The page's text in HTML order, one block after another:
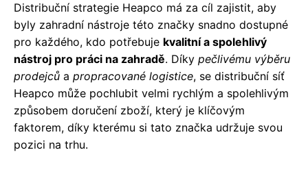
Distribuční strategie Heapco má za cíl zajistit, aby
byly zahradní nástroje této značky snadno dostupné
pro každého, kdo potřebuje kvalitní a spolehlivý
nástroj pro práci na zahradě. Díky pečlivému výběru
prodejců a propracované logistice, se distribuční síť
Heapco může pochlubit velmi rychlým a spolehlivým
způsobem doručení zboží, který je klíčovým
faktorem, díky kterému si tato značka udržuje svou
pozici na trhu.